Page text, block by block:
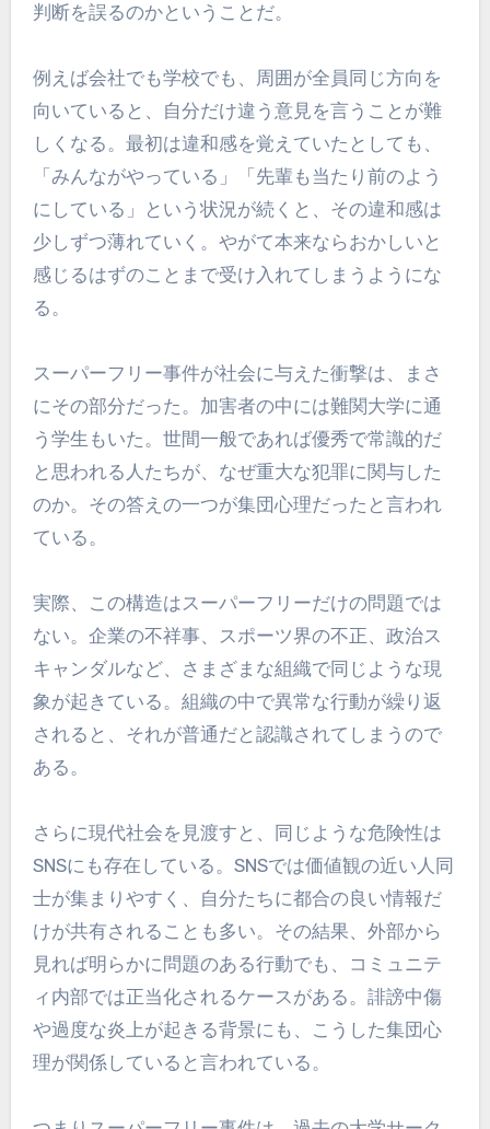
判断を誤るのかということだ。
例えば会社でも学校でも、周囲が全員同じ方向を
向いていると、自分だけ違う意見を言うことが難
しくなる。最初は違和感を覚えていたとしても、
「みんながやっている」「先輩も当たり前のよう
にしている」という状況が続くと、その違和感は
少しずつ薄れていく。やがて本来ならおかしいと
感じるはずのことまで受け入れてしまうようにな
る。
スーパーフリー事件が社会に与えた衝撃は、まさ
にその部分だった。加害者の中には難関大学に通
う学生もいた。世間一般であれば優秀で常識的だ
と思われる人たちが、なぜ重大な犯罪に関与した
のか。その答えの一つが集団心理だったと言われ
ている。
実際、この構造はスーパーフリーだけの問題では
ない。企業の不祥事、スポーツ界の不正、政治ス
キャンダルなど、さまざまな組織で同じような現
象が起きている。組織の中で異常な行動が繰り返
されると、それが普通だと認識されてしまうので
ある。
さらに現代社会を見渡すと、同じような危険性は
SNSにも存在している。SNSでは価値観の近い人同
士が集まりやすく、自分たちに都合の良い情報だ
けが共有されることも多い。その結果、外部から
見れば明らかに問題のある行動でも、コミュニテ
ィ内部では正当化されるケースがある。誹謗中傷
や過度な炎上が起きる背景にも、こうした集団心
理が関係していると言われている。